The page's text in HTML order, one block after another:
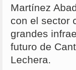
Martínez
con el sector
grandes
futuro de
Lechera.